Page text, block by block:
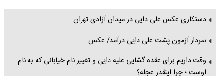
دستکاری عکس علی دایی در میدان آزادی تهران
سردار آزمون پشت علی دایی درآمد/ عکس
وقت داریم برای عقده گشایی علیه دایی و تغییر نام خیابانی که به نام
اوست ؛ چرا اینقدر عجله؟